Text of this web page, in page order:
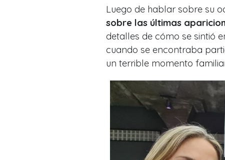
Luego de hablar sobre su
sobre las últimas
detalles de cómo se sintió
cuando se encontraba
un terrible momento